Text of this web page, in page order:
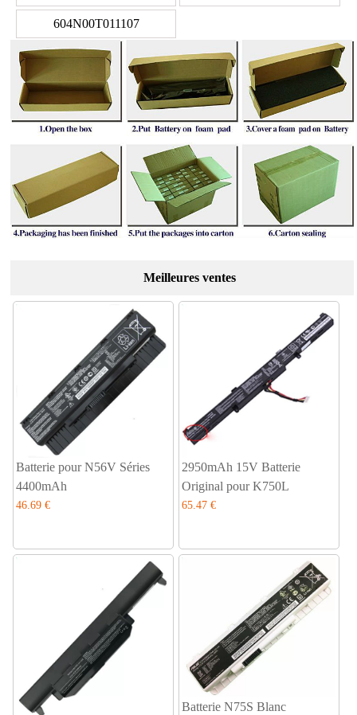
604N00T011107
Meilleures ventes
Batterie pour N56V Séries
4400mAh
46.69 €
2950mAh 15V Batterie
Original pour K750L
65.47 €
Batterie N75S Blanc